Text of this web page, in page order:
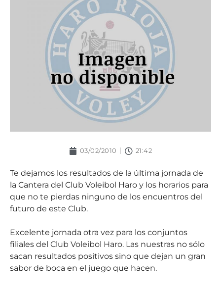
03/02/2010 21:42
Te dejamos los resultados de la última jornada de
la Cantera del Club Voleibol Haro y los horarios para
que no te pierdas ninguno de los encuentros del
futuro de este Club.
Excelente jornada otra vez para los conjuntos
filiales del Club Voleibol Haro. Las nuestras no sólo
sacan resultados positivos sino que dejan un gran
sabor de boca en el juego que hacen.